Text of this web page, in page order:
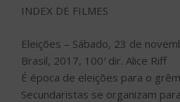
INDEX DE FILMES
Eleições – Sábado, 23 de
Brasil, 2017, 100′ dir. Alice Riff
É época de eleições para o
Secundaristas se organizam